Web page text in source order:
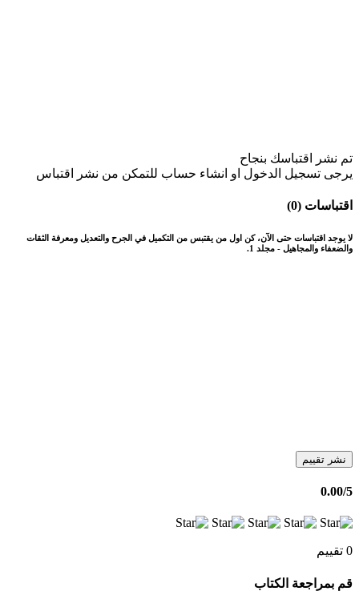
تم نشر اقتباسك بنجاح
يرجى تسجيل الدخول او انشاء حساب للتمكن من نشر اقتباس
اقتباسات (0)
لا يوجد اقتباسات حتى الآن، كن اول من يقتبس من التكميل في الجرح والتعديل ومعرفة الثقات
والضعفاء والمجاهيل - مجلد 1.
نشر تقييم
0.00/5
0 تقييم
قم بمراجعة الكتاب